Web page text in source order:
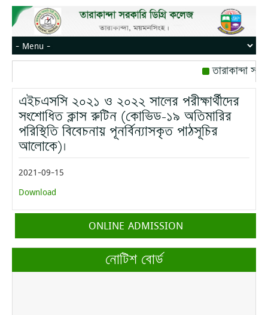
তারাকান্দা
রোজ বৃহস্পতিবার।
মোবাইল নম্বর:
এইচএসসি ২০২১ ও ২০২২ সালের পরীক্ষার্থীদের
সংশোধিত ক্লাস রুটিন (কোভিড-১৯ অতিমারির
পরিস্থিতি বিবেচনায় পূনর্বিন্যাসকৃত পাঠসূচির
আলোকে)।
2021-09-15
Download
ONLINE ADMISSION
নোটিশ বোর্ড